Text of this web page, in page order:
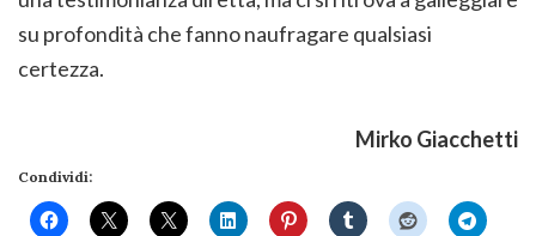
su profondità che fanno naufragare qualsiasi
certezza.
Mirko Giacchetti
Condividi: